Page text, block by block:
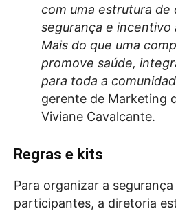
com uma estrutura de
segurança e incentivo
Mais do que uma
promove saúde,
para toda a
gerente de Marketing
Viviane Cavalcante.
Regras e kits
Para organizar a
participantes, a diretoria